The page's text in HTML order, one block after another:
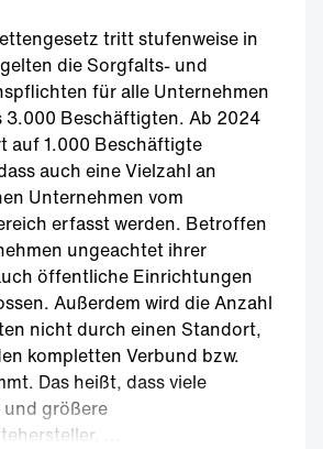
tritt stufenweise in
die Sorgfalts- und
für alle Unternehmen
3.000 Beschäftigten. Ab 2024
auf 1.000 Beschäftigte
auch eine Vielzahl an
Unternehmen vom
erfasst werden. Betroffen
ungeachtet ihrer
öffentliche Einrichtungen
Außerdem wird die Anzahl
nicht durch einen Standort,
kompletten Verbund bzw.
Das heißt, dass viele
größere
...